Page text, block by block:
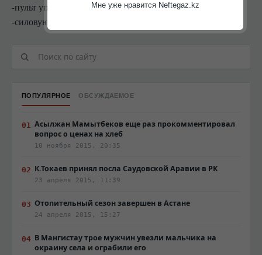
-пульт управления
-силовую установку
ПОПУЛЯРНОЕ ОБСУЖДАЕМОЕ
Асылжан Мамытбеков еще раз прокомментировал
вопрос о ценах на хлеб
10 ноября 2015, 20:35
К.Токаев принял посла Саудовской Аравии в РК
23 апреля 2015, 11:39
Отопительный сезон завершен в Астане
24 апреля 2015, 15:27
В Мангистау трое мужчин увезли мальчика на
окраину села и ограбили его
Мне уже нравится Neftegaz.kz